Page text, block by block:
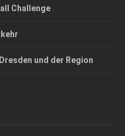
Challenge
und der Region